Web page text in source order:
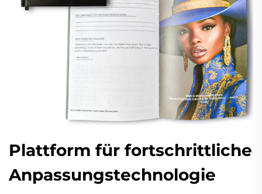
Plattform für fortschrittliche
Anpassungstechnologie